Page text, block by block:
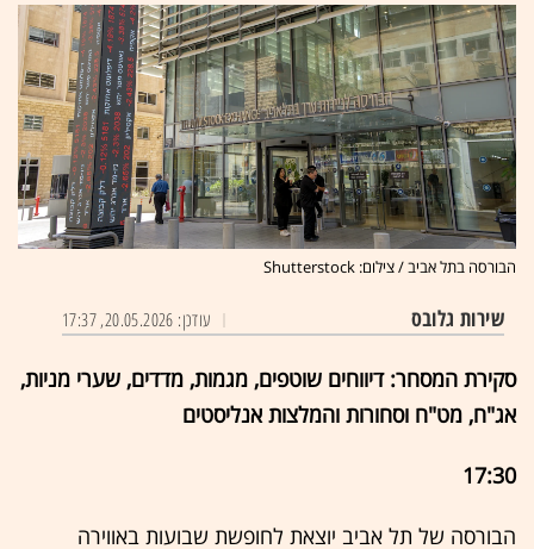
הבורסה בתל אביב / צילום: Shutterstock
שירות גלובס עודכן: 20.05.2026, 17:37
סקירת המסחר: דיווחים שוטפים, מגמות, מדדים, שערי מניות,
אג"ח, מט"ח וסחורות והמלצות אנליסטים
17:30
הבורסה של תל אביב יוצאת לחופשת שבועות באווירה